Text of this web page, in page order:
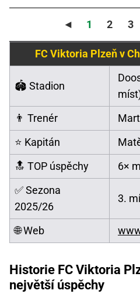
◄ 1 2 3
FC Viktoria Plzeň v
🏟️ Stadion
👨 Trenér
⭐ Kapitán
🔝 TOP úspěchy
6×
✅ Sezona
2025/26
3.
🌐 Web
Historie FC Viktoria
největší úspěchy